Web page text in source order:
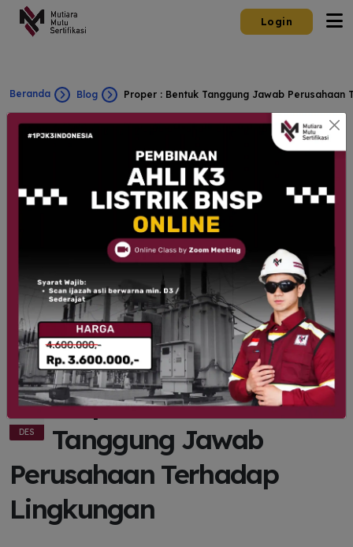
Login
Beranda Blog Proper : Bentuk Tanggung Jawab Perusahaan
05
DES
Proper : Bentuk
Tanggung Jawab
Perusahaan Terhadap
Lingkungan